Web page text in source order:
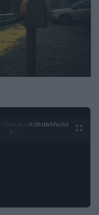
AdhubMedia